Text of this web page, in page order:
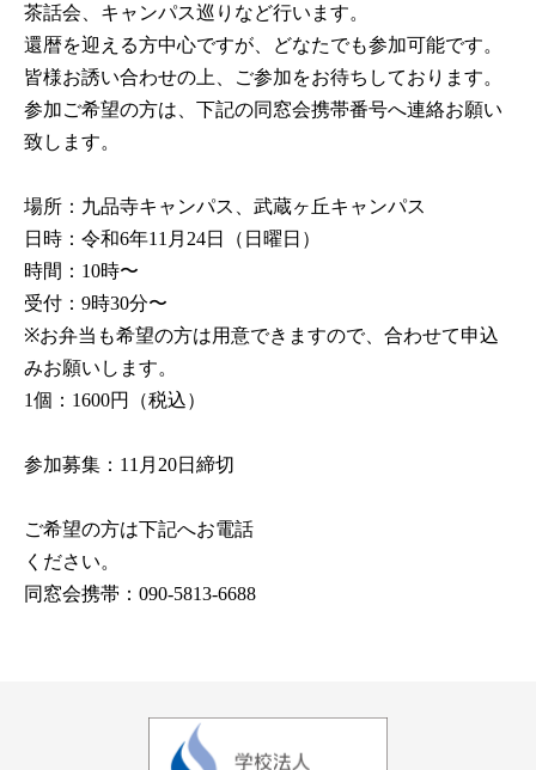
茶話会、キャンパス巡りなど行います。
還暦を迎える方中心ですが、どなたでも参加可能です。
皆様お誘い合わせの上、ご参加をお待ちしております。
参加ご希望の方は、下記の同窓会携帯番号へ連絡お願い
致します。
場所：九品寺キャンパス、武蔵ヶ丘キャンパス
日時：令和6年11月24日（日曜日）
時間：10時〜
受付：9時30分〜
※お弁当も希望の方は用意できますので、合わせて申込
みお願いします。
1個：1600円（税込）
参加募集：11月20日締切
ご希望の方は下記へお電話
ください。
同窓会携帯：090-5813-6688